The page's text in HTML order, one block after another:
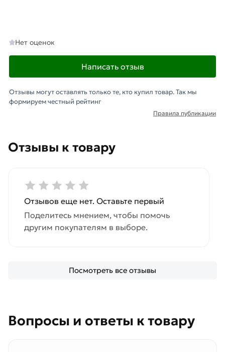
Отзывы к товару
Отзывов еще нет. Оставьте первый
Поделитесь мнением, чтобы помочь
другим покупателям в выборе.
Посмотреть все отзывы
Нет оценок
Написать отзыв
Отзывы могут оставлять только те, кто купил товар. Так мы
формируем честный рейтинг
Правила публикации
Вопросы и ответы к товару